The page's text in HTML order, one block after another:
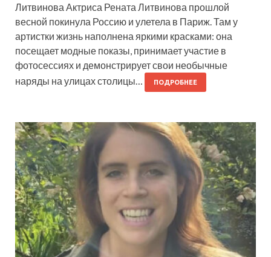
Литвинова Актриса Рената Литвинова прошлой
весной покинула Россию и улетела в Париж. Там у
артистки жизнь наполнена яркими красками: она
посещает модные показы, принимает участие в
фотосессиях и демонстрирует свои необычные
наряды на улицах столицы…
ПОДРОБНЕЕ